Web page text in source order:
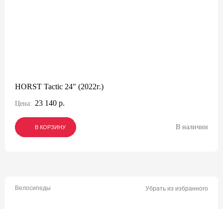
HORST Tactic 24" (2022г.)
Цена: 23 140 р.
В КОРЗИНУ
В КОРЗИНУ
В КОРЗИНУ В наличии
Велосипеды Убрать из избранного